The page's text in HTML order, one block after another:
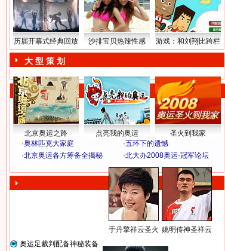
历届开幕式经典回放 沙排宝贝热辣性感 游戏：和刘翔比跨栏
大 型 策 划
北京奥运之路 点亮我的奥运
圣火到我家
·奥林匹克大家庭 ·五环下的遗憾
·北京奥运各方筹备全揭秘 ·北大办2008奥运·冠军论坛
于丹擎祥云圣火 姚明传神圣祥云
奥运足裁判配备神秘装备